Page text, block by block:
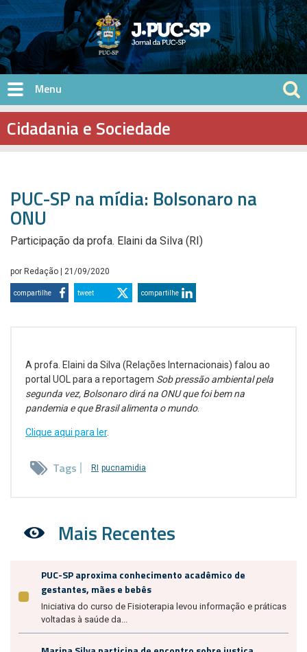
Pular para o conteúdo principal
Cidadania e Sociedade
PUC-SP na mídia: Bolsonaro na
ONU
Participação da profa. Elaini da Silva (RI)
por Redação | 21/09/2020
compartilhe tweet compartilhe
A profa. Elaini da Silva (Relações Internacionais) falou ao
portal UOL para a reportagem Sob pressão ambiental pela
segunda vez, Bolsonaro dirá na ONU que foi bem na
pandemia e que Brasil alimenta o mundo.
Clique aqui para ler.
Tags RI pucnamidia
Mais Recentes
PUC-SP aproxima conhecimento acadêmico de
gestantes, mães e bebês
Iniciativa do curso de Fisioterapia levou informação e práticas
voltadas à saúde da...